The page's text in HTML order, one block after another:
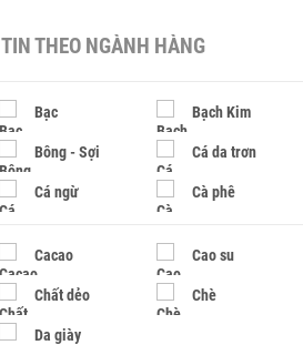
TIN THEO NGÀNH HÀNG
Bạc Bạch Kim
Bông - Sợi Cá da trơn
Cá ngừ Cà phê
Cacao Cao su
Chất dẻo Chè
Da giày